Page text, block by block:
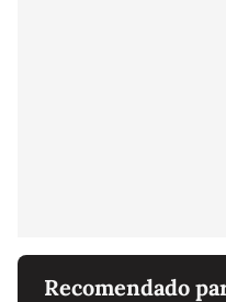
Recomendado